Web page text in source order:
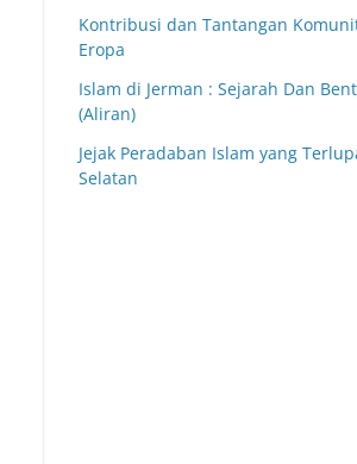
Kontribusi dan Tantangan
Eropa
Islam di Jerman : Sejarah Dan
(Aliran)
Jejak Peradaban Islam yang
Selatan